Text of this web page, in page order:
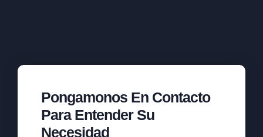
Pongamonos En Contacto
Para Entender Su
Necesidad